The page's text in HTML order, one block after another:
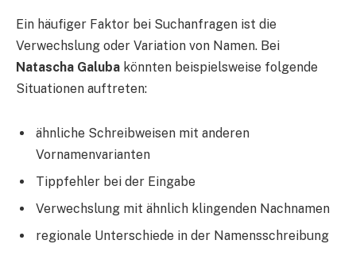
Ein häufiger Faktor bei Suchanfragen ist die
Verwechslung oder Variation von Namen. Bei
Natascha Galuba könnten beispielsweise folgende
Situationen auftreten:
ähnliche Schreibweisen mit anderen
Vornamenvarianten
Tippfehler bei der Eingabe
Verwechslung mit ähnlich klingenden Nachnamen
regionale Unterschiede in der Namensschreibung